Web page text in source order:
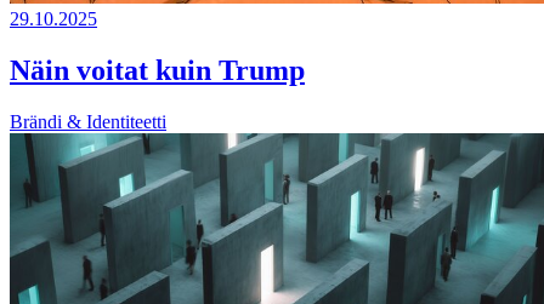
29.10.2025
Näin voitat kuin Trump
Brändi & Identiteetti